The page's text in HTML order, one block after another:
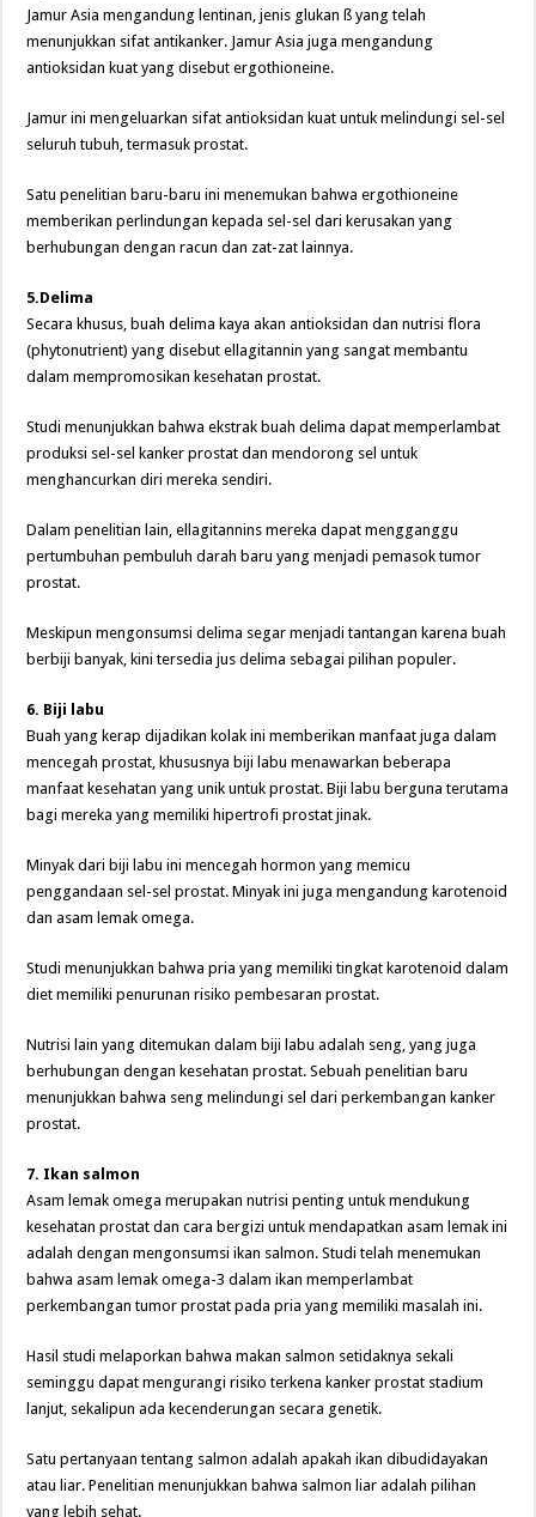
Jamur Asia mengandung lentinan, jenis glukan ß yang telah
menunjukkan sifat antikanker. Jamur Asia juga mengandung
antioksidan kuat yang disebut ergothioneine.
Jamur ini mengeluarkan sifat antioksidan kuat untuk melindungi sel-sel
seluruh tubuh, termasuk prostat.
Satu penelitian baru-baru ini menemukan bahwa ergothioneine
memberikan perlindungan kepada sel-sel dari kerusakan yang
berhubungan dengan racun dan zat-zat lainnya.
5.Delima
Secara khusus, buah delima kaya akan antioksidan dan nutrisi flora
(phytonutrient) yang disebut ellagitannin yang sangat membantu
dalam mempromosikan kesehatan prostat.
Studi menunjukkan bahwa ekstrak buah delima dapat memperlambat
produksi sel-sel kanker prostat dan mendorong sel untuk
menghancurkan diri mereka sendiri.
Dalam penelitian lain, ellagitannins mereka dapat mengganggu
pertumbuhan pembuluh darah baru yang menjadi pemasok tumor
prostat.
Meskipun mengonsumsi delima segar menjadi tantangan karena buah
berbiji banyak, kini tersedia jus delima sebagai pilihan populer.
6. Biji labu
Buah yang kerap dijadikan kolak ini memberikan manfaat juga dalam
mencegah prostat, khususnya biji labu menawarkan beberapa
manfaat kesehatan yang unik untuk prostat. Biji labu berguna terutama
bagi mereka yang memiliki hipertrofi prostat jinak.
Minyak dari biji labu ini mencegah hormon yang memicu
penggandaan sel-sel prostat. Minyak ini juga mengandung karotenoid
dan asam lemak omega.
Studi menunjukkan bahwa pria yang memiliki tingkat karotenoid dalam
diet memiliki penurunan risiko pembesaran prostat.
Nutrisi lain yang ditemukan dalam biji labu adalah seng, yang juga
berhubungan dengan kesehatan prostat. Sebuah penelitian baru
menunjukkan bahwa seng melindungi sel dari perkembangan kanker
prostat.
7. Ikan salmon
Asam lemak omega merupakan nutrisi penting untuk mendukung
kesehatan prostat dan cara bergizi untuk mendapatkan asam lemak ini
adalah dengan mengonsumsi ikan salmon. Studi telah menemukan
bahwa asam lemak omega-3 dalam ikan memperlambat
perkembangan tumor prostat pada pria yang memiliki masalah ini.
Hasil studi melaporkan bahwa makan salmon setidaknya sekali
seminggu dapat mengurangi risiko terkena kanker prostat stadium
lanjut, sekalipun ada kecenderungan secara genetik.
Satu pertanyaan tentang salmon adalah apakah ikan dibudidayakan
atau liar. Penelitian menunjukkan bahwa salmon liar adalah pilihan
yang lebih sehat.